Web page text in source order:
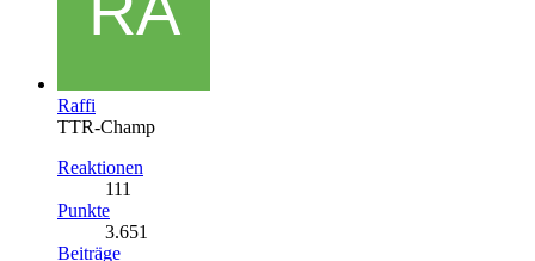
Raffi
TTR-Champ
Reaktionen
111
Punkte
3.651
Beiträge